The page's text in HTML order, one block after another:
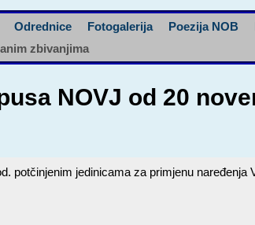
Odrednice Fotogalerija Poezija NOB
zbivanjima
NOVJ od 20
potčinjenim jedinicama za primjenu